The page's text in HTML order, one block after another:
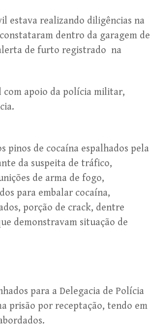
estava realizando diligências na
dentro da garagem de
de furto registrado na
com apoio da polícia militar,
pinos de cocaína espalhados pela
da suspeita de tráfico,
de arma de fogo,
para embalar cocaína,
porção de crack, dentre
demonstravam situação de
para a Delegacia de Polícia
prisão por receptação, tendo em